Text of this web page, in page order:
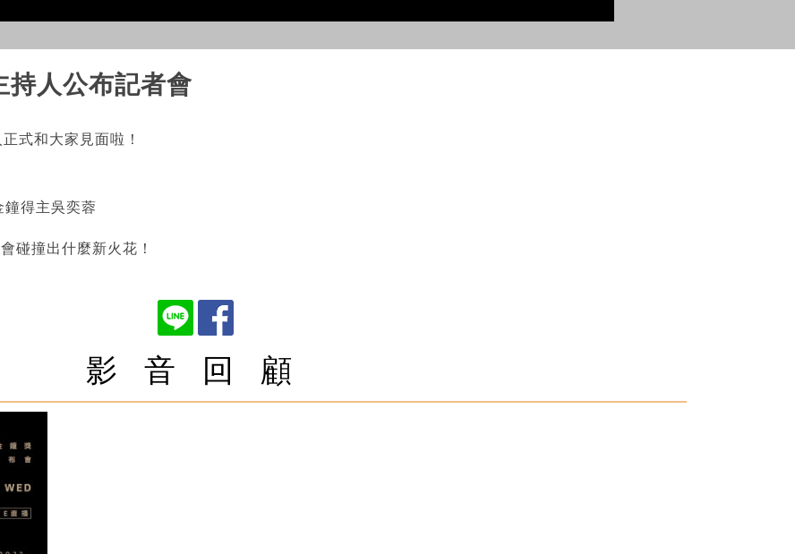
持人公布記者會
式和大家見面啦！
得主吳奕蓉
碰撞出什麼新火花！
影 音 回 顧